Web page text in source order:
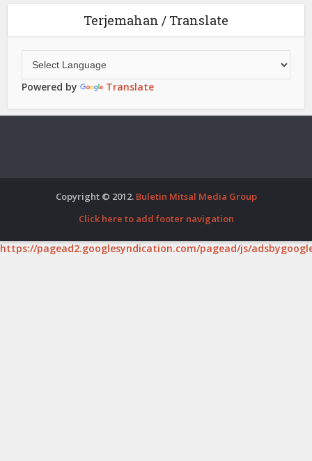
Terjemahan / Translate
Powered by Translate
Copyright © 2012. Buletin Mitsal Media Group
Click here to add footer navigation
https://pagead2.googlesyndication.com/pagead/js/